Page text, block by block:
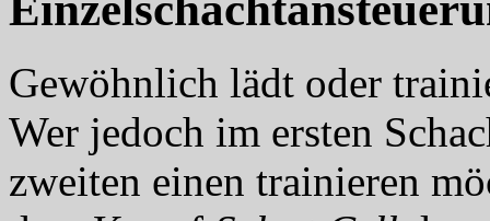
Gewöhnlich lädt oder
Wer jedoch im ersten
zweiten einen trainieren